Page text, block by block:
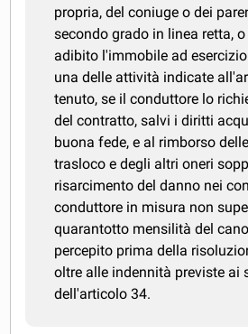
propria, del coniuge o dei
secondo grado in linea retta,
adibito l'immobile ad
una delle attività indicate
tenuto, se il conduttore lo
del contratto, salvi i diritti
buona fede, e al rimborso
trasloco e degli altri oneri
risarcimento del danno nei
conduttore in misura non
quarantotto mensilità del
percepito prima della
oltre alle indennità previste ai
dell'articolo 34.